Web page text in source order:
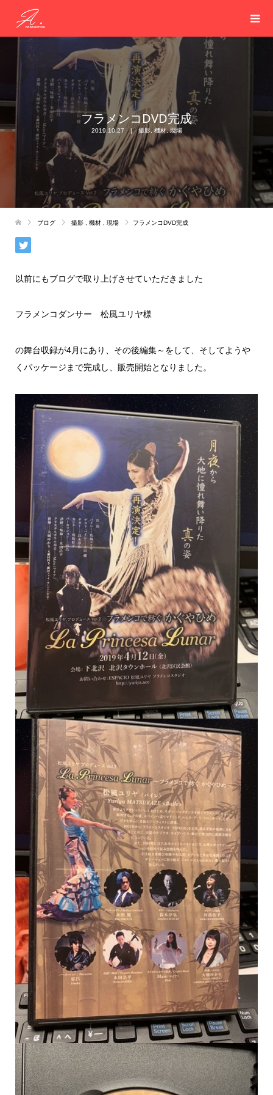
フラメンコDVD完成
2019.10.27 撮影, 機材,現場
ブログ 撮影 機材 現場 フラメンコDVD完成
以前にもブログで取り上げさせていただきました
フラメンコダンサー 松風ユリヤ様
の舞台収録が4月にあり、その後編集～をして、そしてようや
くパッケージまで完成し、販売開始となりました。